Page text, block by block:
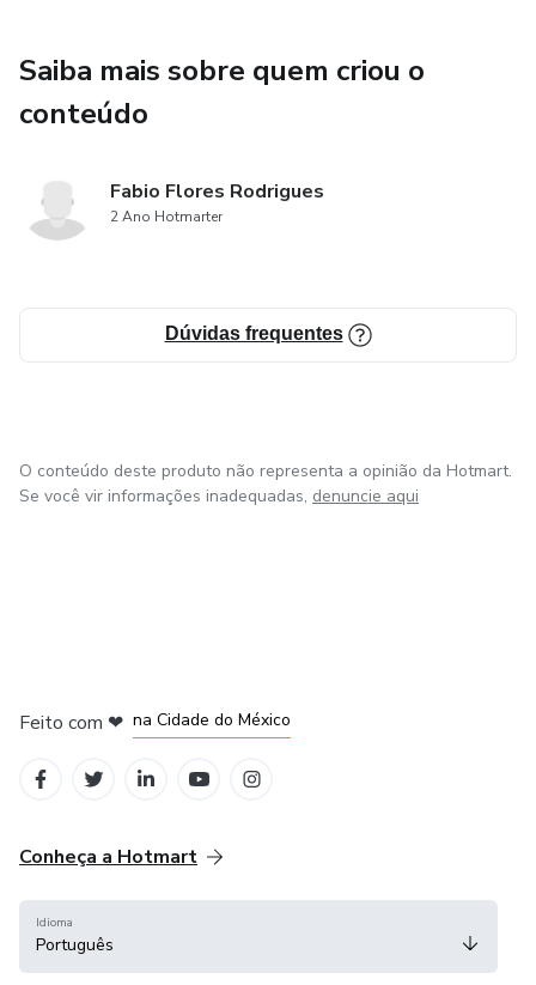
Saiba mais sobre quem criou o
conteúdo
Fabio Flores Rodrigues
2 Ano Hotmarter
Dúvidas frequentes
O conteúdo deste produto não representa a opinião da Hotmart.
Se você vir informações inadequadas, denuncie aqui
Feito com ❤ na Cidade do México
Conheça a Hotmart
Idioma
Português